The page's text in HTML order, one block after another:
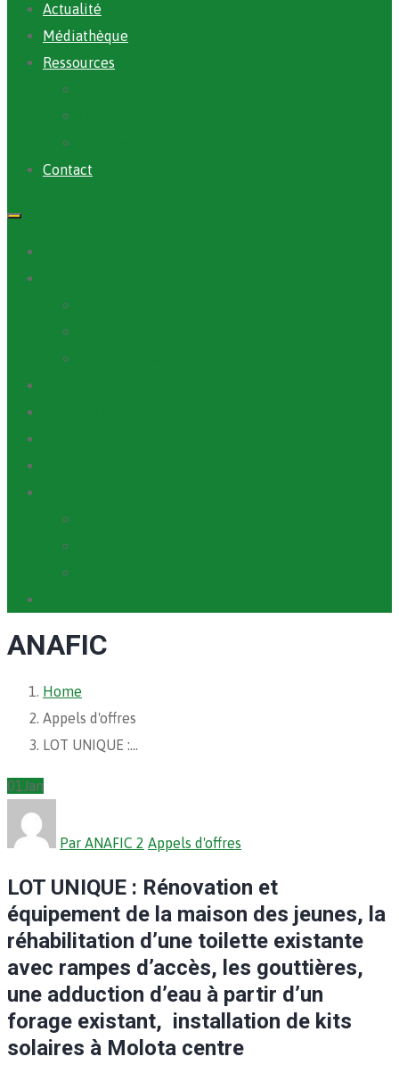
Actualité
Médiathèque
Ressources
Contact
ANAFIC
Home
Appels d'offres
LOT UNIQUE :…
01 Jan
Par ANAFIC 2 Appels d'offres
LOT UNIQUE : Rénovation et
équipement de la maison des jeunes, la
réhabilitation d’une toilette existante
avec rampes d’accès, les gouttières,
une adduction d’eau à partir d’un
forage existant, installation de kits
solaires à Molota centre